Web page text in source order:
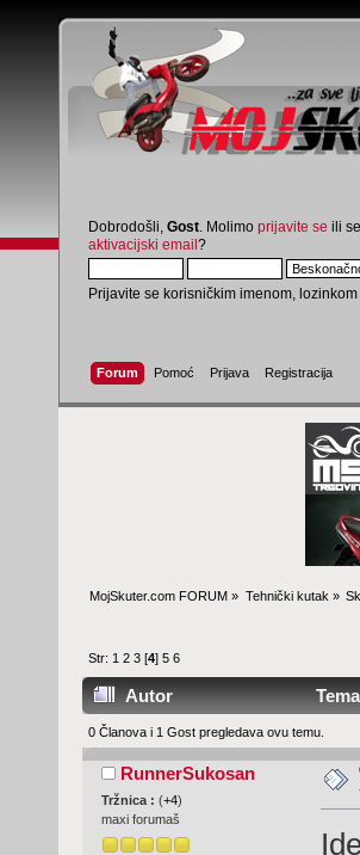
Dobrodošli, Gost . Molimo prijavite se ili se
aktivacijski email?
Prijavite se korisničkim imenom,
Forum Pomoć Prijava Registracija
MojSkuter.com FORUM » Tehnički kutak »
Str: 1 2 3 [4]5 6
Autor
0 Članova i 1 Gost pregledava ovu temu.
RunnerSukosan
Tržnica : (+4)
maxi forumaš